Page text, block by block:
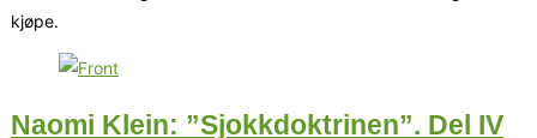
kjøpe.
Naomi Klein: ”Sjokkdoktrinen”. Del IV